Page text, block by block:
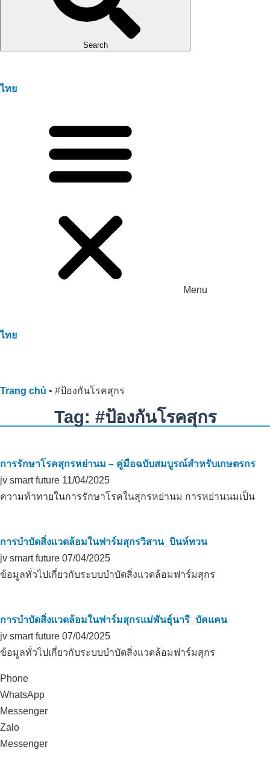
Search
ไทย
Menu
ไทย
Trang chủ • #ป้องกันโรคสุกร
Tag: #ป้องกันโรคสุกร
การรักษาโรคสุกรหย่านม – คู่มือฉบับสมบูรณ์สำหรับเกษตรกร
jv smart future 11/04/2025
ความท้าทายในการรักษาโรคในสุกรหย่านม การหย่านนมเป็น
การบำบัดสิ่งแวดล้อมในฟาร์มสุกรวิสาน_บินห์ทวน
jv smart future 07/04/2025
ข้อมูลทั่วไปเกี่ยวกับระบบบำบัดสิ่งแวดล้อมฟาร์มสุกร
การบำบัดสิ่งแวดล้อมในฟาร์มสุกรแม่พันธุ์นารี_บัคแคน
jv smart future 07/04/2025
ข้อมูลทั่วไปเกี่ยวกับระบบบำบัดสิ่งแวดล้อมฟาร์มสุกร
Phone
WhatsApp
Messenger
Zalo
Messenger